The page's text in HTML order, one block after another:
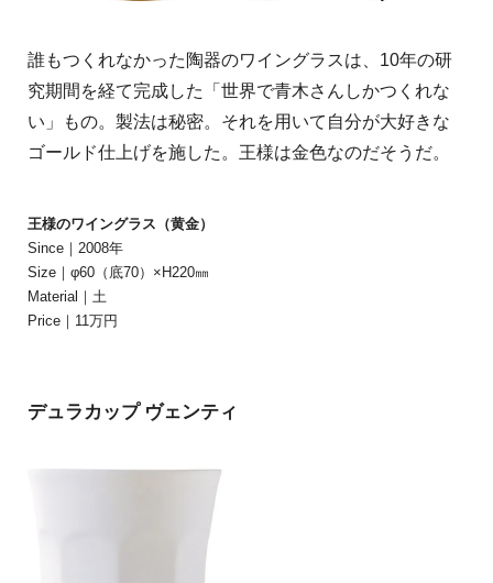
誰もつくれなかった陶器のワイングラスは、10年の研
究期間を経て完成した「世界で青木さんしかつくれな
い」もの。製法は秘密。それを用いて自分が大好きな
ゴールド仕上げを施した。王様は金色なのだそうだ。
王様のワイングラス（黄金）
Since｜2008年
Size｜φ60（底70）×H220㎜
Material｜土
Price｜11万円
デュラカップ ヴェンティ